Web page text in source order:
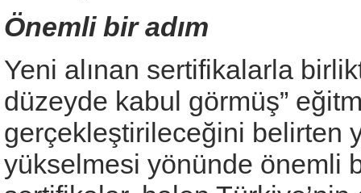
Önemli bir adım
Yeni alınan sertifikalarla
düzeyde kabul görmüş”
gerçekleştirileceğini belirten
yükselmesi yönünde önemli